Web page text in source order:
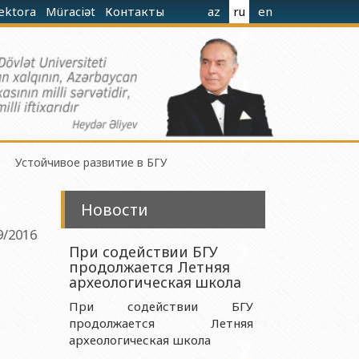
Müraciət Контакты az ru en
при Министерстве Науки и Образования
Азербайджанской Республики
и Образования Азербайджанской Республики
Устойчивое развитие в БГУ
2016
Новости
При содействии БГУ
продолжается Летняя
археологическая школа
При содействии БГУ
продолжается Летняя
археологическая школа